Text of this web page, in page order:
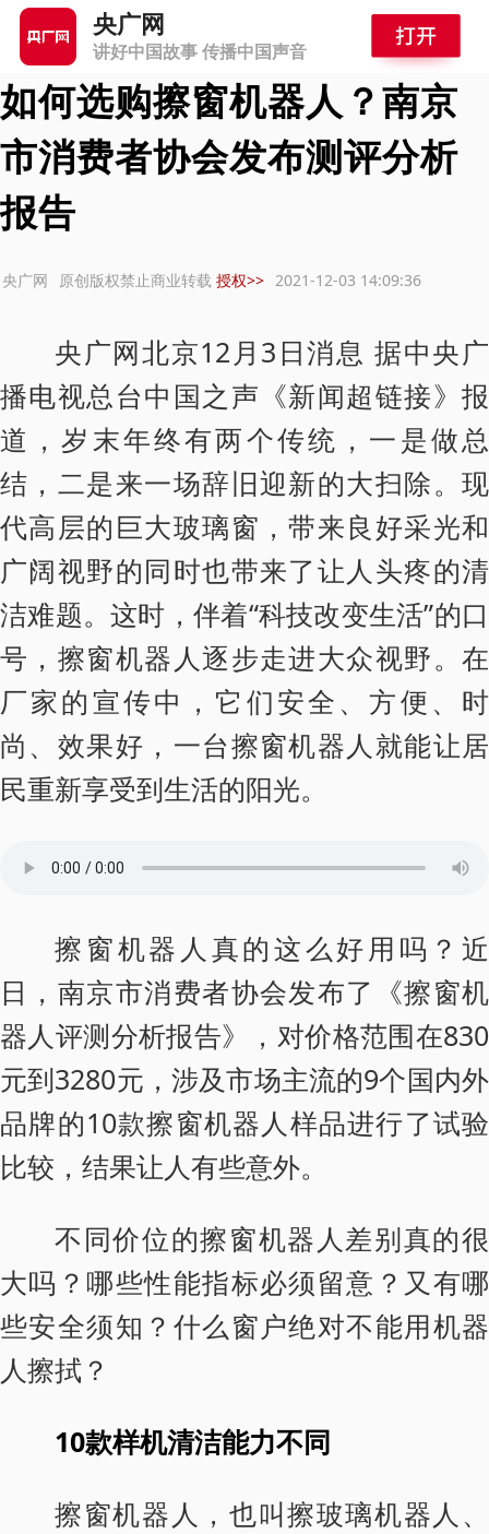
央广网
讲好中国故事 传播中国声音
首页>中国之声>新闻超链接
如何选购擦窗机器人？南京
市消费者协会发布测评分析
报告
2021-12-03 14:09:36
广网 原创版权禁止商业转载 授权>>
央广网北京12月3日消息 据中央广
播电视总台中国之声《新闻超链接》报
道，岁末年终有两个传统，一是做总
结，二是来一场辞旧迎新的大扫除。现
代高层的巨大玻璃窗，带来良好采光和
广阔视野的同时也带来了让人头疼的清
洁难题。这时，伴着“科技改变生活”的口
号，擦窗机器人逐步走进大众视野。在
厂家的宣传中，它们安全、方便、时
尚、效果好，一台擦窗机器人就能让居
民重新享受到生活的阳光。
擦窗机器人真的这么好用吗？近
日，南京市消费者协会发布了《擦窗机
器人评测分析报告》，对价格范围在830
元到3280元，涉及市场主流的9个国内外
品牌的10款擦窗机器人样品进行了试验
比较，结果让人有些意外。
不同价位的擦窗机器人差别真的很
大吗？哪些性能指标必须留意？又有哪
些安全须知？什么窗户绝对不能用机器
人擦拭？
10款样机清洁能力不同
擦窗机器人，也叫擦玻璃机器人、